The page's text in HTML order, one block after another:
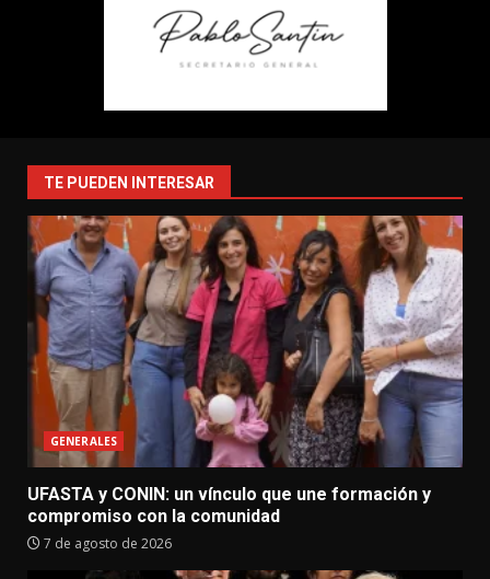
TE PUEDEN INTERESAR
GENERALES
UFASTA y CONIN: un vínculo que une formación y
compromiso con la comunidad
7 de agosto de 2026